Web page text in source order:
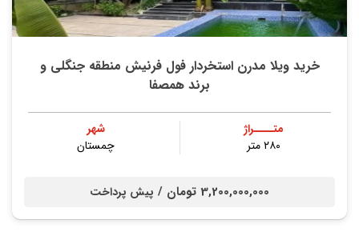
خرید ویلا مدرن استخردار فول فرنیش منطقه جنگلی و
برند همصفا
متــــراژ
۲۸۰ متر
شهر
چمستان
3,200,000,000 تومان / پیش پرداخت